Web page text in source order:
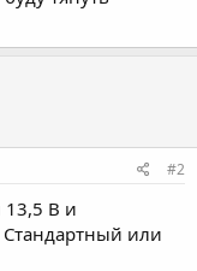
#2
13,5 В и
Стандартный или